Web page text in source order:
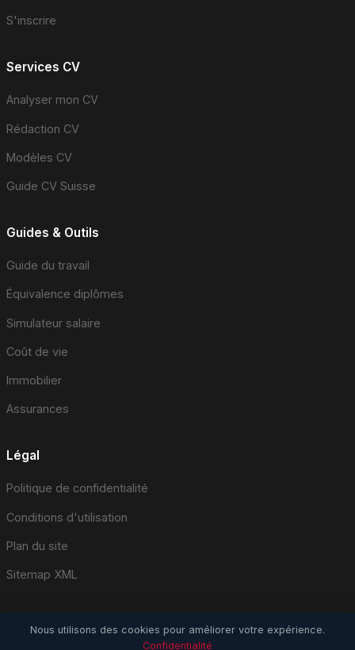
S'inscrire
Services CV
Analyser mon CV
Rédaction CV
Modèles CV
Guide CV Suisse
Guides & Outils
Guide du travail
Équivalence diplômes
Simulateur salaire
Coût de vie
Immobilier
Assurances
Légal
Politique de confidentialité
Conditions d'utilisation
Plan du site
Sitemap XML
Nous utilisons des cookies pour améliorer votre expérience.
Confidentialité